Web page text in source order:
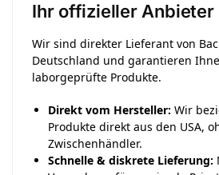
Ihr offizieller Anbieter
Wir sind direkter Lieferant von
Deutschland und garantieren
laborgeprüfte Produkte.
Direkt vom Hersteller: Wir
Produkte direkt aus den USA,
Zwischenhändler.
Schnelle & diskrete Lieferung: